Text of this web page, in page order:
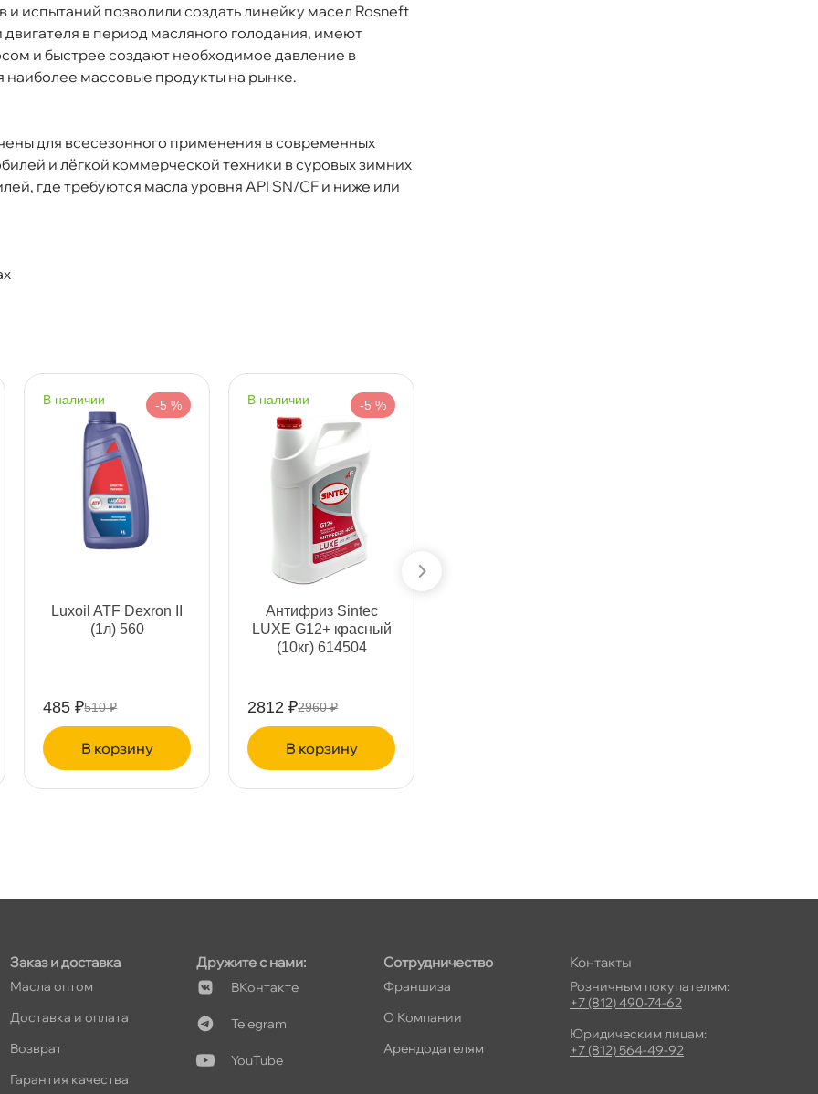
испытаний позволили создать линейку масел Rosneft
в период масляного голодания, имеют
и быстрее создают необходимое давление
массовые продукты на рынке.
для всесезонного применения в современных
и лёгкой коммерческой техники в суровых зимних
где требуются масла уровня API SN/CF и ниже или
наличии -5 %
Luxoil ATF Dexron II
(1л) 560
485 ₽510 ₽
корзину
наличии -5 %
Антифриз Sintec
LUXE G12+ красный
(10кг) 614504
2812 ₽2960 ₽
корзину
08.08 (при заказе от 2000₽) Срочная за 2 ч – 399 ₽
Заказ и доставка
Масла оптом
Доставка и оплата
озврат
Гарантия качества
Дружите с нами:
Контакте
Telegram
YouTube
Сотрудничество
Франшиза
О Компании
Арендодателям
Контакты
Розничным покупателям:
+7 (812) 490-74-62
Юридическим лицам:
+7 (812) 564-49-92